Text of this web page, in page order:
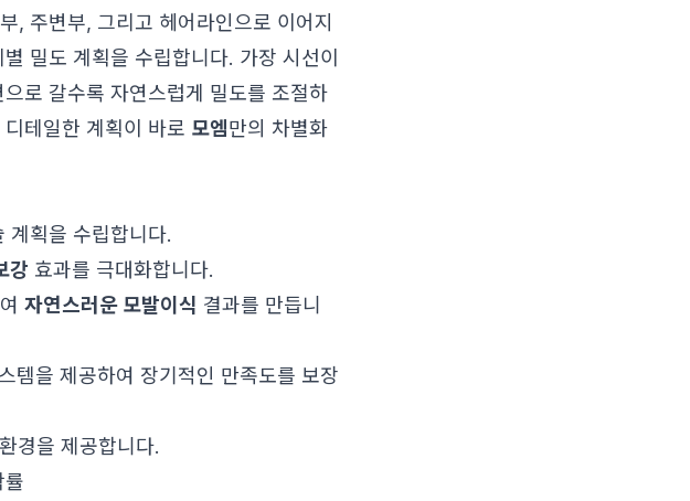
, 주변부, 그리고 헤어라인으로 이어지
밀도 계획을 수립합니다. 가장 시선이
로 갈수록 자연스럽게 밀도를 조절하
테일한 계획이 바로 모엠만의 차별화
계획을 수립합니다.
강 효과를 극대화합니다.
자연스러운 모발이식 결과를 만듭니
템을 제공하여 장기적인 만족도를 보장
경을 제공합니다.
률